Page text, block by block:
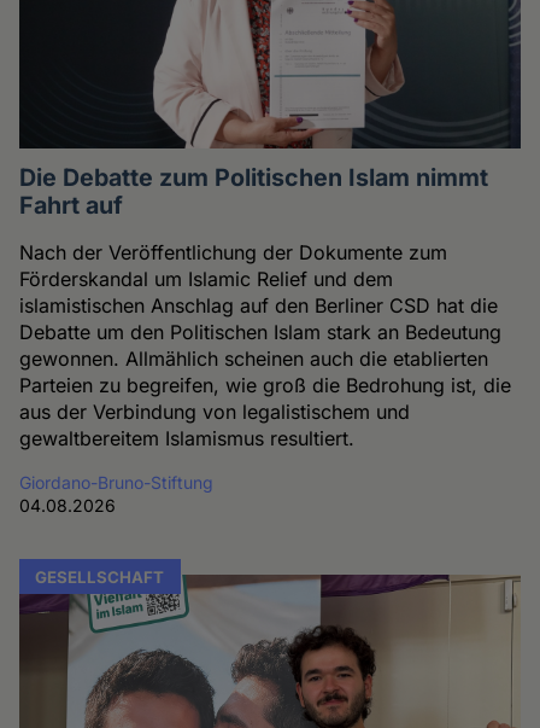
Die Debatte zum Politischen Islam nimmt
Fahrt auf
Nach der Veröffentlichung der Dokumente zum
Förderskandal um Islamic Relief und dem
islamistischen Anschlag auf den Berliner CSD hat die
Debatte um den Politischen Islam stark an Bedeutung
gewonnen. Allmählich scheinen auch die etablierten
Parteien zu begreifen, wie groß die Bedrohung ist, die
aus der Verbindung von legalistischem und
gewaltbereitem Islamismus resultiert.
Giordano-Bruno-Stiftung
04.08.2026
GESELLSCHAFT